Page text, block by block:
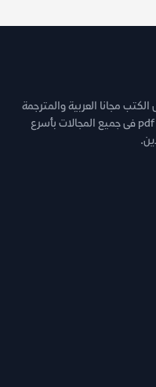
مجانا العربية والمترجمة
والروايات والقصص وغيرها من كتب مجانية pdf فى جميع المجالات بأسرع